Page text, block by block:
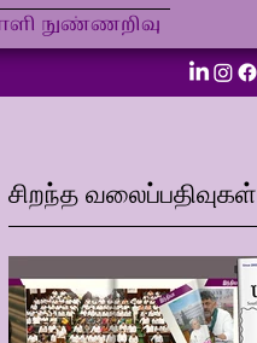
நுண்ணறிவு
சிறந்த வலைப்பதிவுகள்